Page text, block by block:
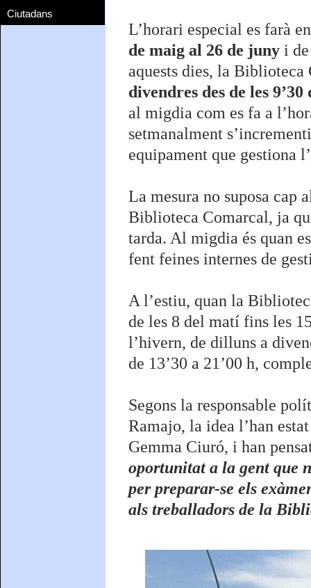
Ciutadans
L’horari especial es farà
de maig al 26 de junyi
aquests dies, la
divendres des de les
al migdia com es fa a
setmanalment
equipament que gestiona
La mesura no suposa cap
Biblioteca Comarcal, ja
tarda. Al migdia és quan
fent feines internes de
A l’estiu, quan la
de les 8 del matí fins les
l’hivern, de dilluns a
de 13’30 a 21’00 h,
Segons la responsable
Ramajo, la idea l’han
Gemma Ciuró, i han
oportunitat a la gent que
per preparar-se els
als treballadors de la